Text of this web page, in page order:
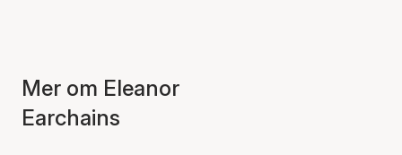
Mer om Eleanor
Earchains